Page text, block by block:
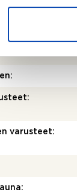
varusteet: